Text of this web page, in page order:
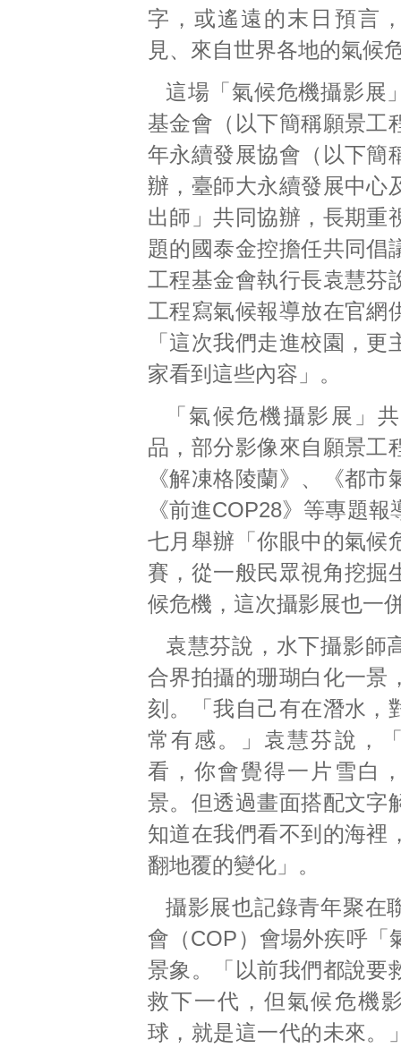
字，或遙遠的末日預言
見、來自世界各地的氣候
這場「氣候危機攝影展
基金會（以下簡稱願景工
年永續發展協會（以下簡
辦，臺師大永續發展中心
出師」共同協辦，長期重
題的國泰金控擔任共同倡
工程基金會執行長袁慧芬
工程寫氣候報導放在官網
「這次我們走進校園，更
家看到這些內容」。
「氣候危機攝影展」
品，部分影像來自願景工
《解凍格陵蘭》、《都市
《前進COP28》等專題
七月舉辦「你眼中的氣候
賽，從一般民眾視角挖掘
候危機，這次攝影展也一
袁慧芬說，水下攝影師
合界拍攝的珊瑚白化一景
刻。「我自己有在潛水，
常有感。」袁慧芬說，
看，你會覺得一片雪白
景。但透過畫面搭配文字
知道在我們看不到的海裡
翻地覆的變化」。
攝影展也記錄青年聚在
會（COP）會場外疾呼「
景象。「以前我們都說要
救下一代，但氣候危機
球，就是這一代的未來。